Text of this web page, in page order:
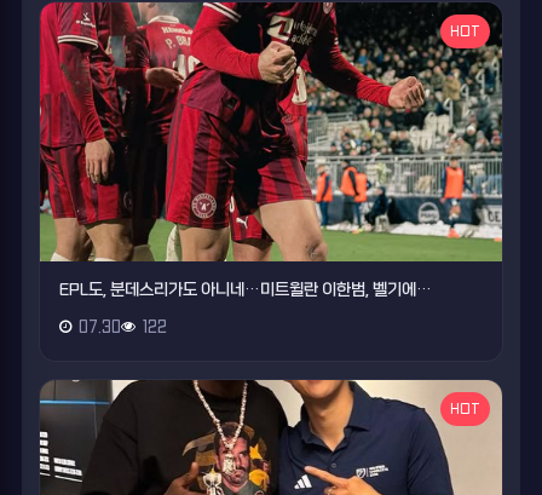
HOT
EPL도, 분데스리가도 아니네…미트윌란 이한범, 벨기에…
07.30 122
HOT